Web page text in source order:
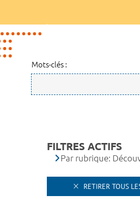
Mots-clés :
FILTRES ACTIFS
Par rubrique:
RETIRER TOUS